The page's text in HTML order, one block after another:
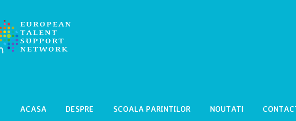
ACASA DESPRE SCOALA PARINTILOR NOUTATI